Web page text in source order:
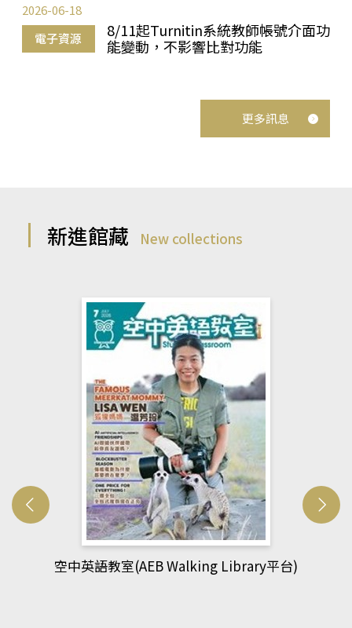
電子資源
8/11起Turnitin系統教師帳號介面功
能變動，不影響比對功能
2026-06-18
更多訊息
新進館藏 New collections
網管人(kono平台)